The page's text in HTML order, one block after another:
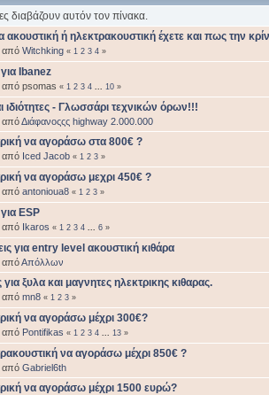
διαβάζουν αυτόν τον πίνακα.
ακουστική ή ηλεκτρακουστική έχετε και πως την
από Witchking « 1 2 3 4 »
Ibanez
από psomas « 1 2 3 4 10 »
ιδιότητες - Γλωσσάρι τεχνικών όρων!!!
απόΔιάφανοςςς highway 2.000.000
να αγοράσω στα 800€ ?
από Iced Jacob « 1 2 3 »
να αγοράσω μεχρι 450€ ?
από antonioua8 « 1 2 3 »
ESP
από Ikaros « 1 2 3 4 6 »
για entry level ακουστική κιθάρα
απόΑπόλλων
ξυλα και μαγνητες ηλεκτρικης κιθαρας.
από mn8 « 1 2 3 »
να αγοράσω μέχρι 300€?
από Pontifikas « 1 2 3 4 13 »
να αγοράσω μέχρι 850€ ?
από Gabriel6th
να αγοράσω μέχρι 1500 ευρώ?